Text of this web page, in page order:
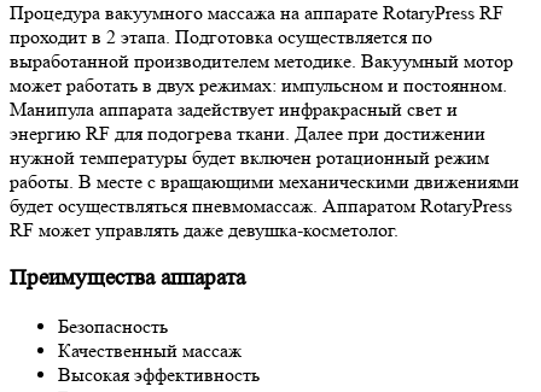
Процедура вакуумного массажа на аппарате RotaryPress RF
проходит в 2 этапа. Подготовка осуществляется по
выработанной производителем методике. Вакуумный мотор
может работать в двух режимах: импульсном и постоянном.
Манипула аппарата задействует инфракрасный свет и
энергию RF для подогрева ткани. Далее при достижении
нужной температуры будет включен ротационный режим
работы. В месте с вращающими механическими движениями
будет осуществляться пневмомассаж. Аппаратом RotaryPress
RF может управлять даже девушка-косметолог.
Преимущества аппарата
Безопасность
Качественный массаж
Высокая эффективность